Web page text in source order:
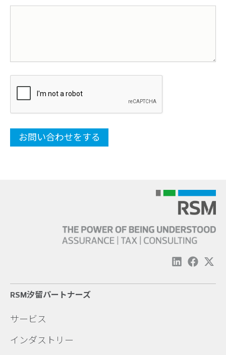
RSM汐留パートナーズ
サービス
インダストリー